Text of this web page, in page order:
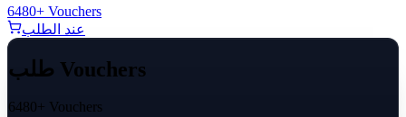
6480+ Vouchers
عند الطلب
طلب Vouchers
6480+ Vouchers